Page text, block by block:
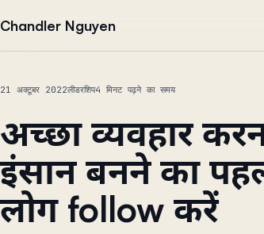
Chandler Nguyen
21 अक्टूबर 2022लीडरशिप4 मिनट पढ़ने का समय
अच्छा व्यवहार
इंसान बनने का
लोग follow करें